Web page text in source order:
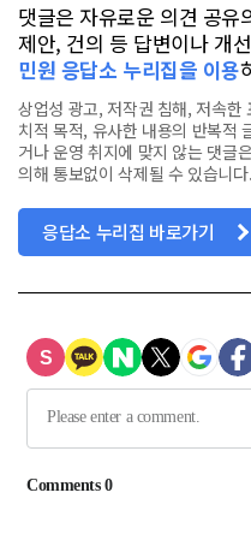
댓글은 자유로운 의견 공
제안, 건의 등 답변이나 개
민원 응답소 누리집을 이용
상업성 광고, 저작권 침해, 저속한
치적 목적, 유사한 내용의 반복적
거나 운영 취지에 맞지 않는 댓글
의해 통보없이 삭제될 수 있습니다.
응답소 누리집 바로가기